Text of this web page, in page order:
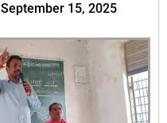
September 15, 2025